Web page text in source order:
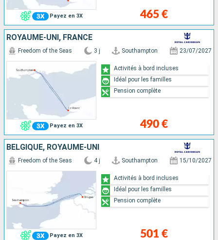
Payez en 3X 465 €
ROYAUME-UNI, FRANCE
Payez en 3X
Freedom of the Seas 3 j Southampton 23/07/2027
490 €
Activités à bord incluses
Idéal pour les familles
Pension complète
BELGIQUE, ROYAUME-UNI
Payez en 3X
Freedom of the Seas 4 j Southampton 15/10/2027
501 €
Activités à bord incluses
Idéal pour les familles
Pension complète